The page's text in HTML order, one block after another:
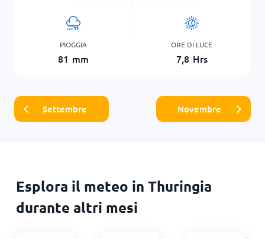
PIOGGIA
81 mm
ORE DI LUCE
7,8 Hrs
Settembre Novembre
Esplora il meteo in Thuringia
durante altri mesi